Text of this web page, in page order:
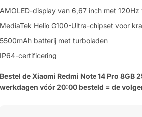
AMOLED-display van 6,67 inch met 120Hz
MediaTek Helio G100-Ultra-chipset voor
5500mAh batterij met turboladen
IP64-certificering
Bestel de Xiaomi Redmi Note 14 Pro 8GB
werkdagen vóór 20:00 besteld = de